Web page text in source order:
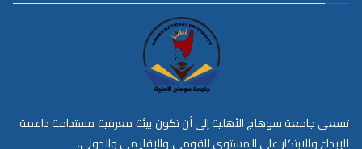
تسعى جامعة سوهاج الأهلية إلى أن تكون بيئة معرفية مستدامة داعمة
للإبداع والابتكار على المستوى القومي والإقليمي والدولي.